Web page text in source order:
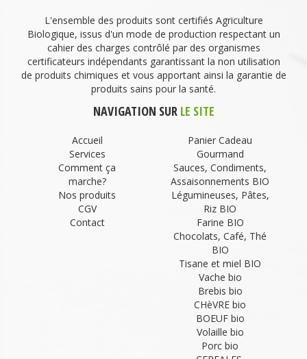
L'ensemble des produits sont certifiés Agriculture
Biologique, issus d'un mode de production respectant un
cahier des charges contrôlé par des organismes
certificateurs indépendants garantissant la non utilisation
de produits chimiques et vous apportant ainsi la garantie de
produits sains pour la santé.
NAVIGATION SUR LE SITE
Accueil
Services
Comment ça
marche?
Nos produits
CGV
Contact
Panier Cadeau
Gourmand
Sauces, Condiments,
Assaisonnements BIO
Légumineuses, Pâtes,
Riz BIO
Farine BIO
Chocolats, Café, Thé
BIO
Tisane et miel BIO
Vache bio
Brebis bio
CHèVRE bio
BOEUF bio
Volaille bio
Porc bio